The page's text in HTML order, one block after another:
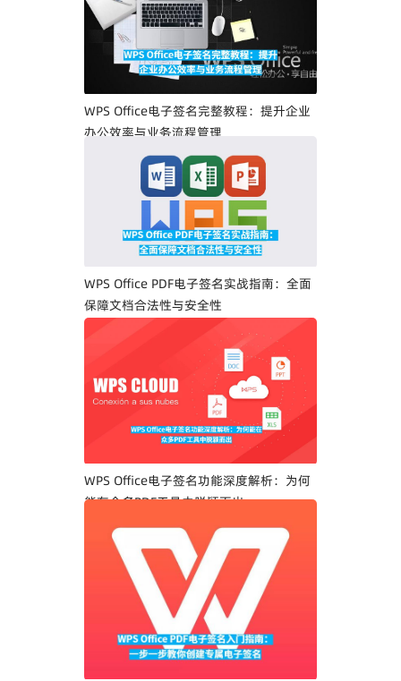
WPS Office电子签名完整教程：提升企业
办公效率与业务流程管理
WPS Office PDF电子签名实战指南：全面
保障文档合法性与安全性
WPS Office电子签名功能深度解析：为何
能在众多PDF工具中脱颖而出